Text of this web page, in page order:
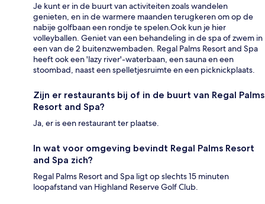
Je kunt er in de buurt van activiteiten zoals wandelen
genieten, en in de warmere maanden terugkeren om op de
nabije golfbaan een rondje te spelen.Ook kun je hier
volleyballen. Geniet van een behandeling in de spa of zwem in
een van de 2 buitenzwembaden. Regal Palms Resort and Spa
heeft ook een 'lazy river'-waterbaan, een sauna en een
stoombad, naast een spelletjesruimte en een picknickplaats.
Zijn er restaurants bij of in de buurt van Regal Palms
Resort and Spa?
Ja, er is een restaurant ter plaatse.
In wat voor omgeving bevindt Regal Palms Resort
and Spa zich?
Regal Palms Resort and Spa ligt op slechts 15 minuten
loopafstand van Highland Reserve Golf Club.